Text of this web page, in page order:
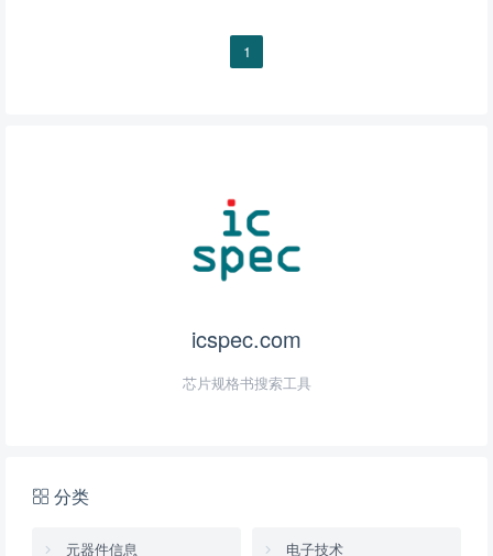
1
icspec.com
芯片规格书搜索工具
分类
元器件信息 电子技术